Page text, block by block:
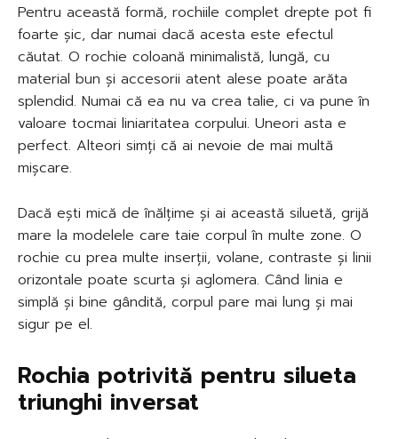
Pentru această formă, rochiile complet drepte pot fi
foarte șic, dar numai dacă acesta este efectul
căutat. O rochie coloană minimalistă, lungă, cu
material bun și accesorii atent alese poate arăta
splendid. Numai că ea nu va crea talie, ci va pune în
valoare tocmai liniaritatea corpului. Uneori asta e
perfect. Alteori simți că ai nevoie de mai multă
mișcare.
Dacă ești mică de înălțime și ai această siluetă, grijă
mare la modelele care taie corpul în multe zone. O
rochie cu prea multe inserții, volane, contraste și linii
orizontale poate scurta și aglomera. Când linia e
simplă și bine gândită, corpul pare mai lung și mai
sigur pe el.
Rochia potrivită pentru silueta
triunghi inversat